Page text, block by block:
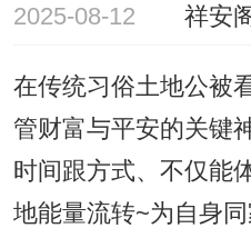
2025-08-12 祥安
在传统习俗土地公被
管财富与平安的关键
时间跟方式、不仅能
地能量流转~为自身同